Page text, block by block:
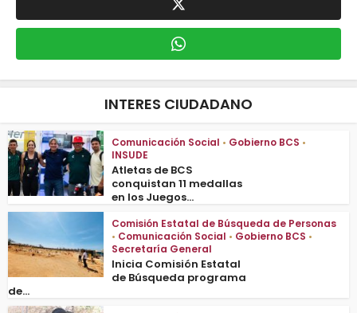
INTERES CIUDADANO
Comunicación Social • Gobierno BCS •
INSUDE
Atletas de BCS
conquistan 11 medallas
en los Juegos...
Comisión Estatal de Búsqueda de Personas
• Comunicación Social • Gobierno BCS •
Secretaría General
Inicia Comisión Estatal
de Búsqueda programa
de...